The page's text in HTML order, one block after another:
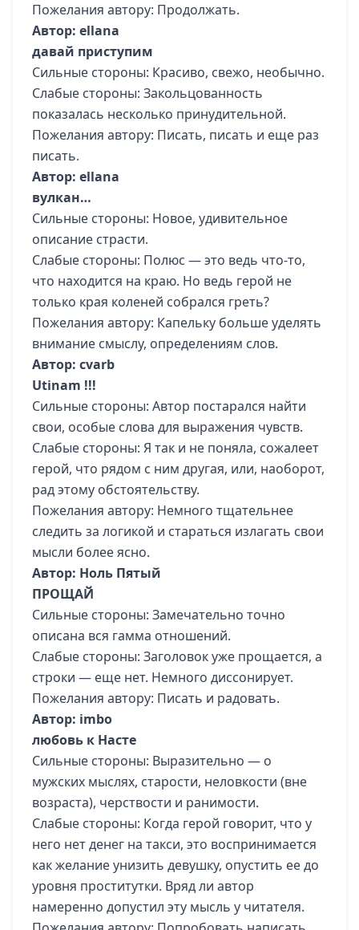
Пожелания автору: Продолжать.
Автор: ellana
давай приступим
Сильные стороны: Красиво, свежо, необычно.
Слабые стороны: Закольцованность
показалась несколько принудительной.
Пожелания автору: Писать, писать и еще раз
писать.
Автор: ellana
вулкан…
Сильные стороны: Новое, удивительное
описание страсти.
Слабые стороны: Полюс — это ведь что-то,
что находится на краю. Но ведь герой не
только края коленей собрался греть?
Пожелания автору: Капельку больше уделять
внимание смыслу, определениям слов.
Автор: cvarb
Utinam !!!
Сильные стороны: Автор постарался найти
свои, особые слова для выражения чувств.
Слабые стороны: Я так и не поняла, сожалеет
герой, что рядом с ним другая, или, наоборот,
рад этому обстоятельству.
Пожелания автору: Немного тщательнее
следить за логикой и стараться излагать свои
мысли более ясно.
Автор: Ноль Пятый
ПРОЩАЙ
Сильные стороны: Замечательно точно
описана вся гамма отношений.
Слабые стороны: Заголовок уже прощается, а
строки — еще нет. Немного диссонирует.
Пожелания автору: Писать и радовать.
Автор: imbo
любовь к Насте
Сильные стороны: Выразительно — о
мужских мыслях, старости, неловкости (вне
возраста), черствости и ранимости.
Слабые стороны: Когда герой говорит, что у
него нет денег на такси, это воспринимается
как желание унизить девушку, опустить ее до
уровня проститутки. Вряд ли автор
намеренно допустил эту мысль у читателя.